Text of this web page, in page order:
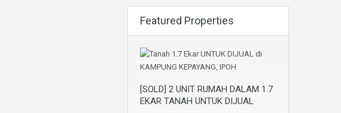
Featured Properties
[SOLD] 2 UNIT RUMAH DALAM 1.7
EKAR TANAH UNTUK DIJUAL